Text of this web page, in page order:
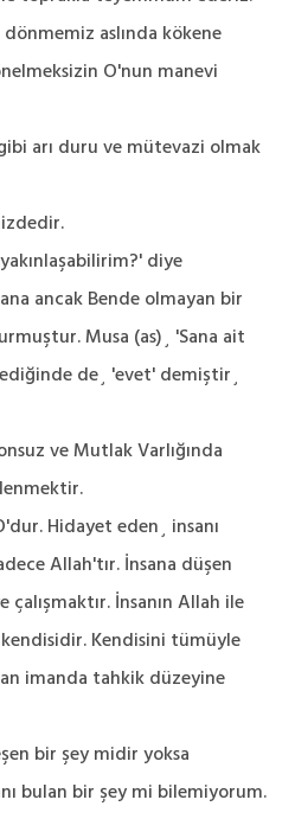
aslında kökene
O'nun manevi
arı duru ve mütevazi olmak
diye
ancak Bende olmayan bir
Musa (as)¸ 'Sana ait
de¸ 'evet' demiştir¸
ve Mutlak Varlığında
Hidayet eden¸ insanı
Allah'tır. İnsana düşen
çalışmaktır. İnsanın Allah ile
Kendisini tümüyle
imanda tahkik düzeyine
bir şey midir yoksa
bulan bir şey mi bilemiyorum.